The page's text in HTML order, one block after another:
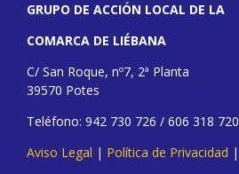
GRUPO DE ACCIÓN LOCAL DE LA
COMARCA DE LIÉBANA
C/ San Roque, nº7, 2ª Planta
39570 Potes
Teléfono: 942 730 726 / 606 318 720
Aviso Legal | Política de Privacidad |